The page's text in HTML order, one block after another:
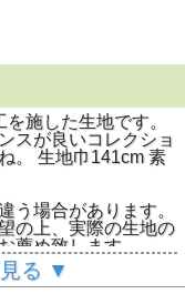
施した生地です。
スが良いコレクショ
。 生地巾141cm 素
う場合があります。
の上、実際の生地の
薦め致します。
る ▼